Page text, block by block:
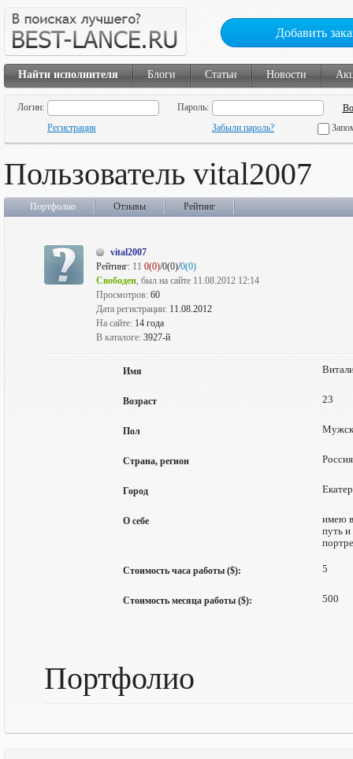
Добавить
Найти исполнителя Блоги Статьи Новости
Логин:
Пароль:
Регистрация
Забыли пароль?
Пользователь vital2007
Портфолио Отзывы Рейтинг
vital2007
Рейтинг: 11 0(0)/0(0)/0(0)
Свободен, был на сайте 11.08.2012 12:14
Просмотров: 60
Дата регистрации: 11.08.2012
На сайте: 14 года
В каталоге: 3927-й
Имя
Возраст 23
Пол
Страна, регион
Город
О себе
имею
путь
Стоимость часа работы ($): 5
Стоимость месяца работы ($): 500
Портфолио